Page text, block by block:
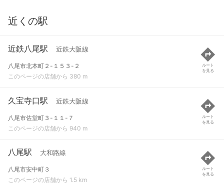
近くの駅
近鉄八尾駅 近鉄大阪線
八尾市北本町２-１５３-２
このページの店舗から 380 m
ルート
を見る
久宝寺口駅 近鉄大阪線
八尾市佐堂町３-１１-７
このページの店舗から 940 m
ルート
を見る
八尾駅 大和路線
八尾市安中町３
このページの店舗から 1.5 km
ルート
を見る